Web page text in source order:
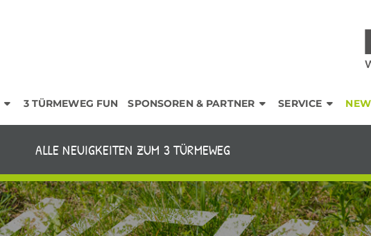
3 TÜRMEWEG FUN SPONSOREN & PARTNER SERVICE
ALLE NEUIGKEITEN ZUM 3 TÜRMEWEG